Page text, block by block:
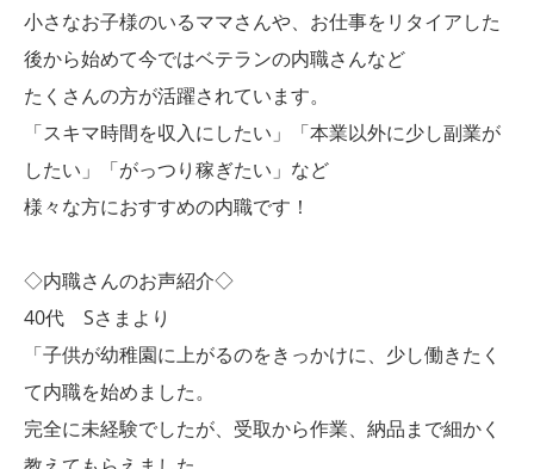
小さなお子様のいるママさんや、お仕事をリタイアした
後から始めて今ではベテランの内職さんなど
たくさんの方が活躍されています。
「スキマ時間を収入にしたい」「本業以外に少し副業が
したい」「がっつり稼ぎたい」など
様々な方におすすめの内職です！
◇内職さんのお声紹介◇
40代 Sさまより
「子供が幼稚園に上がるのをきっかけに、少し働きたく
て内職を始めました。
完全に未経験でしたが、受取から作業、納品まで細かく